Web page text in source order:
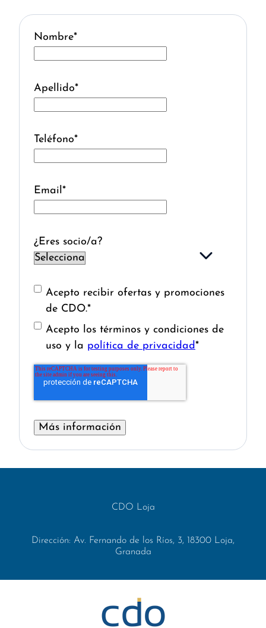
Nombre*
Apellido*
Teléfono*
Email *
¿Eres socio/a?
Acepto recibir ofertas y promociones
de CDO.*
Acepto los términos y condiciones de
uso y la política de privacidad*
CDO Loja
Dirección: Av. Fernando de los Ríos, 3, 18300 Loja,
Granada